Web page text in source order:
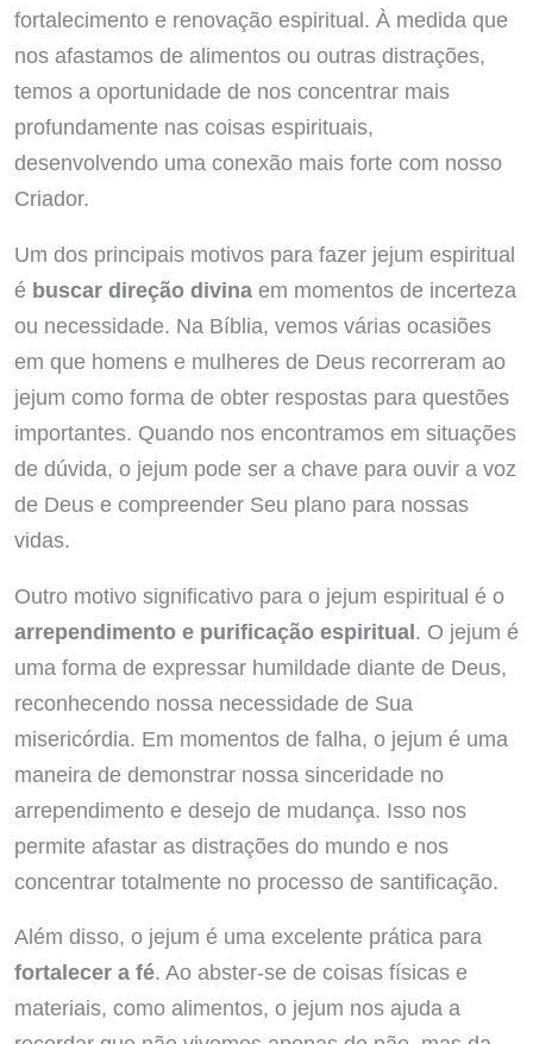
fortalecimento e renovação espiritual. À medida que
nos afastamos de alimentos ou outras distrações,
temos a oportunidade de nos concentrar mais
profundamente nas coisas espirituais,
desenvolvendo uma conexão mais forte com nosso
Criador.
Um dos principais motivos para fazer jejum espiritual
é buscar direção divinaem momentos de incerteza
ou necessidade. Na Bíblia, vemos várias ocasiões
em que homens e mulheres de Deus recorreram ao
jejum como forma de obter respostas para questões
importantes. Quando nos encontramos em situações
de dúvida, o jejum pode ser a chave para ouvir a voz
de Deus e compreender Seu plano para nossas
vidas.
Outro motivo significativo para o jejum espiritual é o
arrependimento e purificação espiritual. O jejum é
uma forma de expressar humildade diante de Deus,
reconhecendo nossa necessidade de Sua
misericórdia. Em momentos de falha, o jejum é uma
maneira de demonstrar nossa sinceridade no
arrependimento e desejo de mudança. Isso nos
permite afastar as distrações do mundo e nos
concentrar totalmente no processo de santificação.
Além disso, o jejum é uma excelente prática para
fortalecer a fé. Ao abster-se de coisas físicas e
materiais, como alimentos, o jejum nos ajuda a